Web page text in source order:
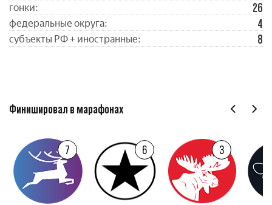
гонки: 26
федеральные округа: 4
субъекты РФ + иностранные: 8
Финишировал в марафонах
7 6 3